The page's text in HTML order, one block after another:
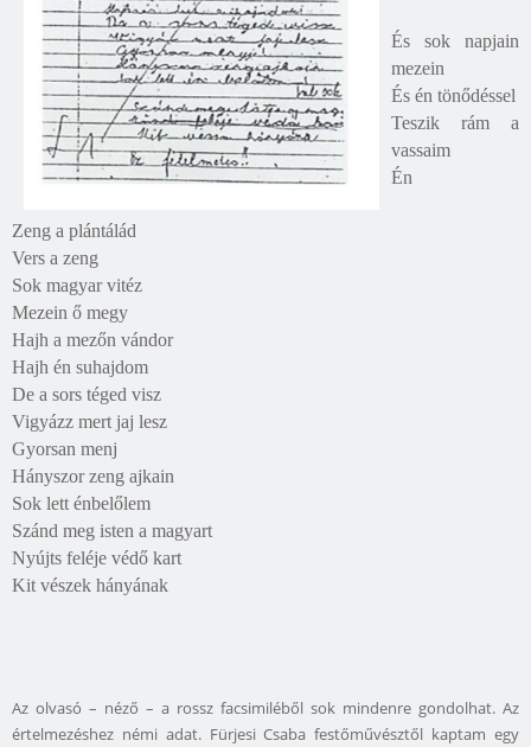
És sok napjain
mezein
És én tönődéssel
Teszik rám a
vassaim
Én
Zeng a plántálád
Vers a zeng
Sok magyar vitéz
Mezein ő megy
Hajh a mezőn vándor
Hajh én suhajdom
De a sors téged visz
Vigyázz mert jaj lesz
Gyorsan menj
Hányszor zeng ajkain
Sok lett énbelőlem
Szánd meg isten a magyart
Nyújts feléje védő kart
Kit vészek hányának
Az olvasó – néző – a rossz facsimiléből sok mindenre gondolhat. Az
értelmezéshez némi adat. Fürjesi Csaba festőművésztől kaptam egy